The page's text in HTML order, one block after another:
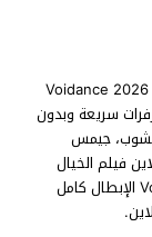
فيلم Voidance عرب سيد يوتيوب، مشاهدة وتحميل Voidance 2026
سريعة وبدون
جيمس
فيلم الخيال
علمي والاثارة مترجم شاهد فور يو تيليجرام Voidance الإبطال كامل